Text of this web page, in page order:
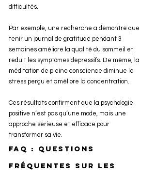
difficultés.
Par exemple, une recherche a démontré que
tenir un journal de gratitude pendant 3
semaines améliore la qualité du sommeil et
réduit les symptômes dépressifs. De même, la
méditation de pleine conscience diminue le
stress perçu et améliore la concentration.
Ces résultats confirment que la psychologie
positive n’est pas qu’une mode, mais une
approche sérieuse et efficace pour
transformer sa vie.
FAQ : Questions
fréquentes sur les